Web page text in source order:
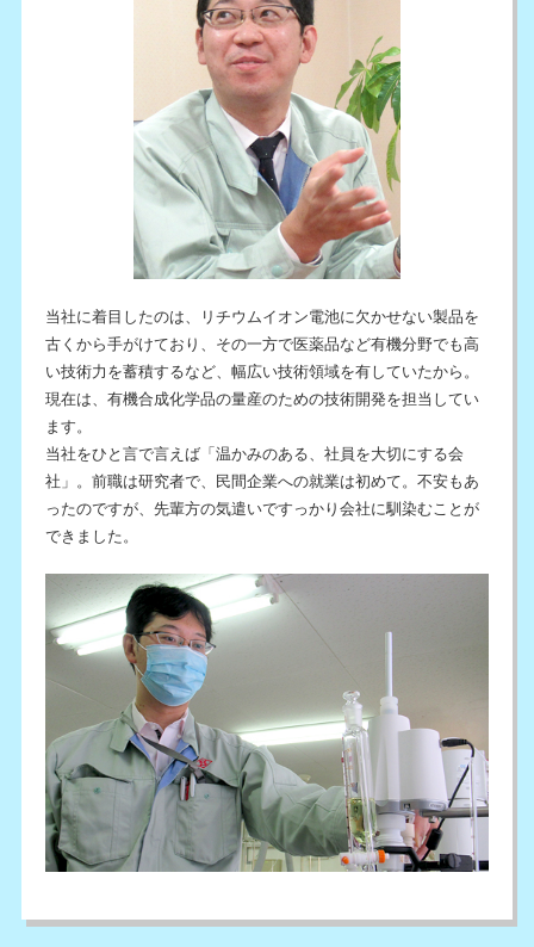
当社に着目したのは、リチウムイオン電池に欠かせない製品を
古くから手がけており、その一方で医薬品など有機分野でも高
い技術力を蓄積するなど、幅広い技術領域を有していたから。
現在は、有機合成化学品の量産のための技術開発を担当してい
ます。
当社をひと言で言えば「温かみのある、社員を大切にする会
社」。前職は研究者で、民間企業への就業は初めて。不安もあ
ったのですが、先輩方の気遣いですっかり会社に馴染むことが
できました。